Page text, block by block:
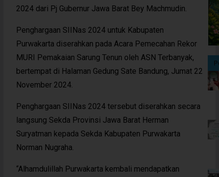
2024 dari Pj Gubernur Jawa Barat Bey Machmudin.
Penghargaan SIINas 2024 untuk Kabupaten
Purwakarta diserahkan pada Acara Pemecahan Rekor
MURI Pemakaian Sarung Tenun oleh ASN Terbanyak,
bertempat di Halaman Gedung Sate Bandung, Jumat 22
November 2024.
Penghargaan SIINas 2024 tersebut diserahkan secara
langsung Sekda Provinsi Jawa Barat Herman
Suryatman kepada Sekda Kabupaten Purwakarta
Norman Nugraha.
“Alhamdulillah Purwakarta kembali mendapatkan